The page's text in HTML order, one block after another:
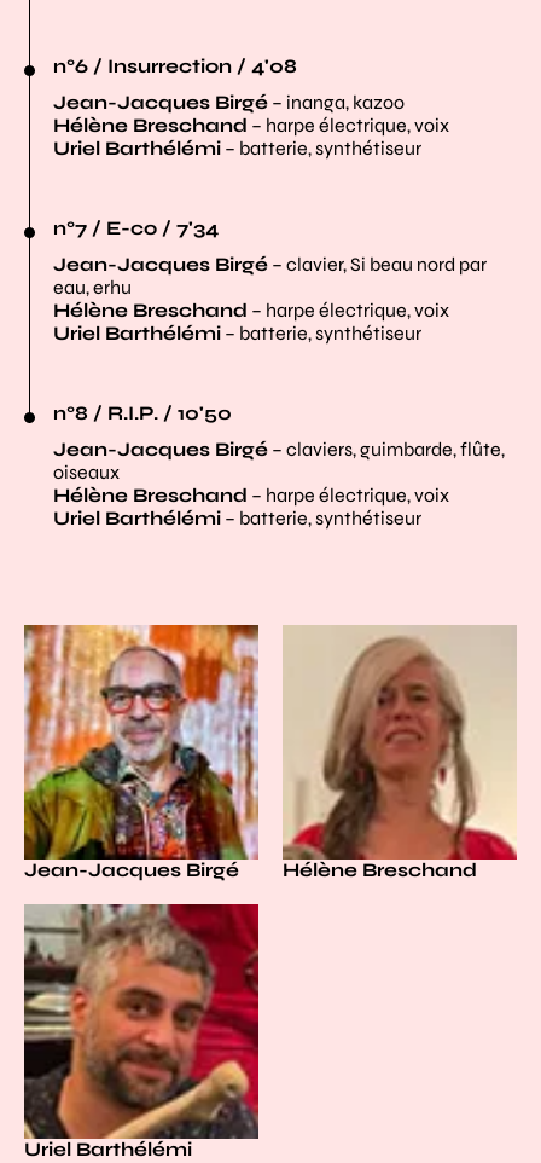
n°6 / Insurrection / 4'08
Jean-Jacques Birgé – inanga, kazoo
Hélène Breschand – harpe électrique, voix
Uriel Barthélémi – batterie, synthétiseur
n°7 / E-co / 7'34
Jean-Jacques Birgé – clavier, Si beau nord par
eau, erhu
Hélène Breschand – harpe électrique, voix
Uriel Barthélémi – batterie, synthétiseur
n°8 / R.I.P. / 10'50
Jean-Jacques Birgé – claviers, guimbarde, flûte,
oiseaux
Hélène Breschand – harpe électrique, voix
Uriel Barthélémi – batterie, synthétiseur
Jean-Jacques Birgé Hélène Breschand
Uriel Barthélémi